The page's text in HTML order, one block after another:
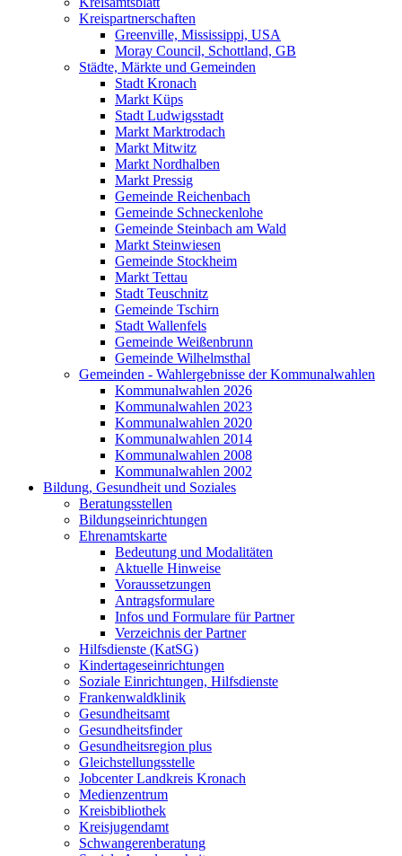
Kreispartnerschaften
Greenville, Mississippi, USA
Moray Council, Schottland, GB
Städte, Märkte und Gemeinden
Stadt Kronach
Markt Küps
Stadt Ludwigsstadt
Markt Marktrodach
Markt Mitwitz
Markt Nordhalben
Markt Pressig
Gemeinde Reichenbach
Gemeinde Schneckenlohe
Gemeinde Steinbach am Wald
Markt Steinwiesen
Gemeinde Stockheim
Markt Tettau
Stadt Teuschnitz
Gemeinde Tschirn
Stadt Wallenfels
Gemeinde Weißenbrunn
Gemeinde Wilhelmsthal
Gemeinden - Wahlergebnisse der Kommunalwahlen
Kommunalwahlen 2026
Kommunalwahlen 2023
Kommunalwahlen 2020
Kommunalwahlen 2014
Kommunalwahlen 2008
Kommunalwahlen 2002
Bildung, Gesundheit und Soziales
Beratungsstellen
Bildungseinrichtungen
Ehrenamtskarte
Bedeutung und Modalitäten
Aktuelle Hinweise
Voraussetzungen
Antragsformulare
Infos und Formulare für Partner
Verzeichnis der Partner
Hilfsdienste (KatSG)
Kindertageseinrichtungen
Soziale Einrichtungen, Hilfsdienste
Frankenwaldklinik
Gesundheitsamt
Gesundheitsfinder
Gesundheitsregion plus
Gleichstellungsstelle
Jobcenter Landkreis Kronach
Medienzentrum
Kreisbibliothek
Kreisjugendamt
Schwangerenberatung